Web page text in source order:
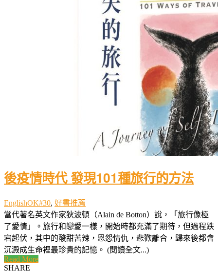
後疫情時代 發現101種旅行的方法
EnglishOK#30, 好書推薦
當代著名英文作家狄波頓（Alain de Botton）說，「旅行像極
了愛情」。旅行和戀愛一樣，開始時都充滿了期待，但過程跌
宕起伏，其中的酸甜苦辣，恩怨情仇，悲歡離合，歸來後都會
沉澱成生命裡最珍貴的記憶。 (閱讀全文...)
Read More
SHARE